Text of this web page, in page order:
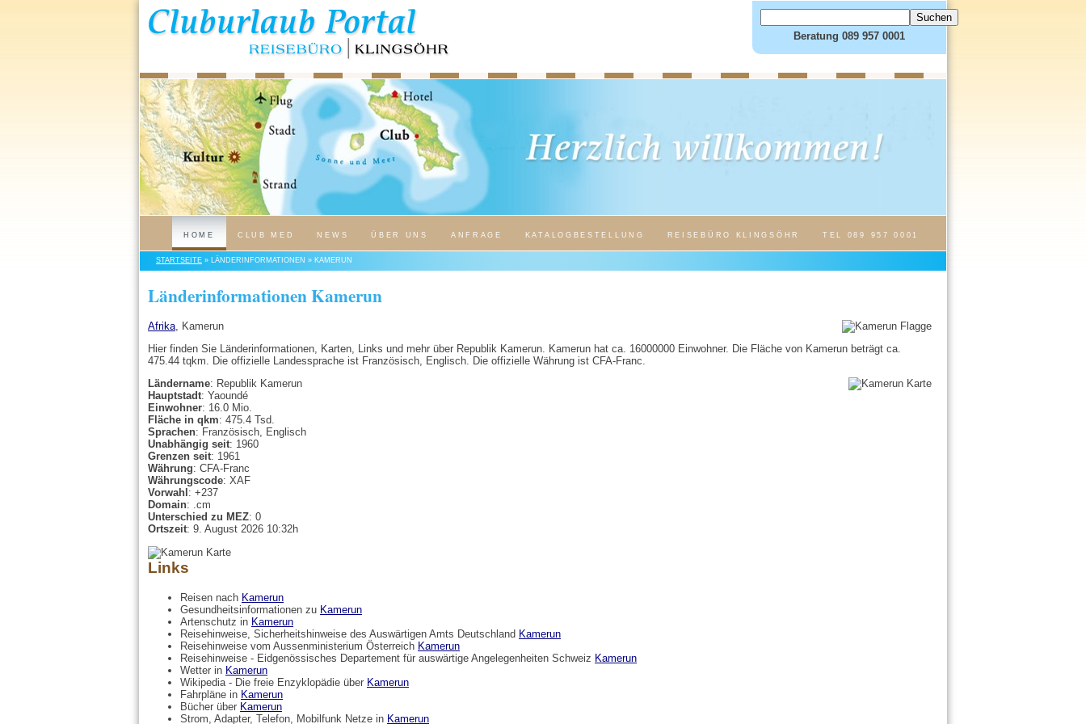
Beratung 089 957 0001
HOME CLUB MED NEWS ÜBER UNS ANFRAGE KATALOGBESTELLUNG REISEBÜRO KLINGSÖHR TEL 089 957 0001
STARTSEITE » LÄNDERINFORMATIONEN » KAMERUN
Länderinformationen Kamerun
Afrika , Kamerun
Hier finden Sie Länderinformationen, Karten, Links und mehr über Republik Kamerun. Kamerun hat ca. 16000000 Einwohner. Die Fläche von Kamerun beträgt ca.
475.44 tqkm. Die offizielle Landessprache ist Französisch, Englisch. Die offizielle Währung ist CFA-Franc.
Ländername: Republik Kamerun
Hauptstadt: Yaoundé
Einwohner: 16.0 Mio.
Fläche in qkm: 475.4 Tsd.
Sprachen: Französisch, Englisch
Unabhängig seit: 1960
Grenzen seit: 1961
Währung: CFA-Franc
Währungscode: XAF
Vorwahl : +237
Domain: .cm
Unterschied zu MEZ: 0
Ortszeit: 9. August 2026 10:32h
Links
Reisen nach Kamerun
Gesundheitsinformationen zu Kamerun
Artenschutz in Kamerun
Reisehinweise, Sicherheitshinweise des Auswärtigen Amts Deutschland Kamerun
Reisehinweise vom Aussenministerium Österreich Kamerun
Reisehinweise - Eidgenössisches Departement für auswärtige Angelegenheiten Schweiz Kamerun
Wetter in Kamerun
Wikipedia - Die freie Enzyklopädie über Kamerun
Fahrpläne in Kamerun
Bücher über Kamerun
Strom, Adapter, Telefon, Mobilfunk Netze in Kamerun